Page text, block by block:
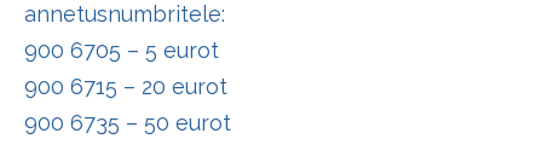
annetusnumbritele:
900 6705 – 5 eurot
900 6715 – 20 eurot
900 6735 – 50 eurot